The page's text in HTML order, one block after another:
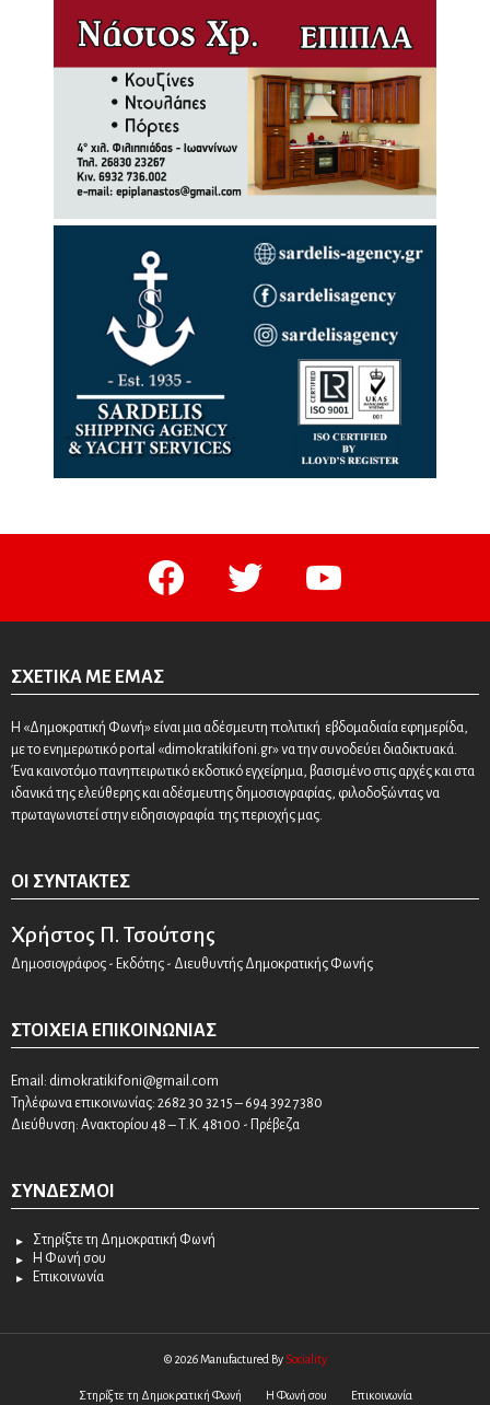
facebook twitter
ΣΧΕΤΙΚΆ ΜΕ ΕΜΆΣ
Η «Δημοκρατική Φωνή» είναι μια αδέσμευτη πολιτική εβδομαδιαία εφημερίδα,
με το ενημερωτικό portal «dimokratikifoni.gr» να την συνοδεύει διαδικτυακά.
Ένα καινοτόμο πανηπειρωτικό εκδοτικό εγχείρημα, βασισμένο στις αρχές και στα
ιδανικά της ελεύθερης και αδέσμευτης δημοσιογραφίας, φιλοδοξώντας να
πρωταγωνιστεί στην ειδησιογραφία της περιοχής μας.
ΟΙ ΣΥΝΤΆΚΤΕΣ
Χρήστος Π. Τσούτσης
Δημοσιογράφος - Εκδότης - Διευθυντής Δημοκρατικής Φωνής
ΣΤΟΙΧΕΊΑ ΕΠΙΚΟΙΝΩΝΊΑΣ
Email: dimokratikifoni@gmail.com
Τηλέφωνα επικοινωνίας: 2682 30 32 15 – 694 392 7380
Διεύθυνση: Ανακτορίου 48 – Τ.Κ. 48100 - Πρέβεζα
ΣΎΝΔΕΣΜΟΙ
Στηρίξτε τη Δημοκρατική Φωνή
Η Φωνή σου
Επικοινωνία
© 2026 Manufactured By Sociality
Στηρίξτε τη Δημοκρατική Φωνή Η Φωνή σου Επικοινωνία